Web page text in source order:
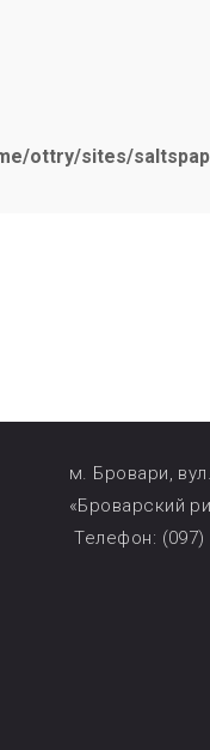
ottry/sites/
м. Бровари,
Телефон: (097)